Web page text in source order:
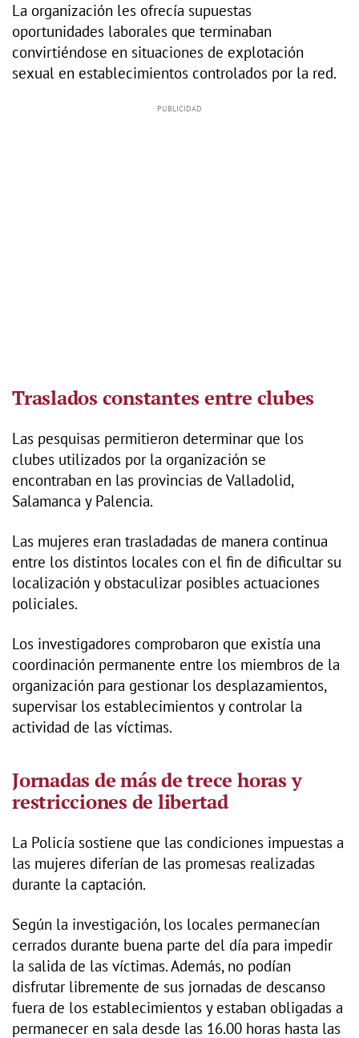
La organización les ofrecía supuestas
oportunidades laborales que terminaban
convirtiéndose en situaciones de explotación
sexual en establecimientos controlados por la red.
Traslados constantes entre clubes
Las pesquisas permitieron determinar que los
clubes utilizados por la organización se
encontraban en las provincias de Valladolid,
Salamanca y Palencia.
Las mujeres eran trasladadas de manera continua
entre los distintos locales con el fin de dificultar su
localización y obstaculizar posibles actuaciones
policiales.
Los investigadores comprobaron que existía una
coordinación permanente entre los miembros de la
organización para gestionar los desplazamientos,
supervisar los establecimientos y controlar la
actividad de las víctimas.
Jornadas de más de trece horas y
restricciones de libertad
La Policía sostiene que las condiciones impuestas a
las mujeres diferían de las promesas realizadas
durante la captación.
Según la investigación, los locales permanecían
cerrados durante buena parte del día para impedir
la salida de las víctimas. Además, no podían
disfrutar libremente de sus jornadas de descanso
fuera de los establecimientos y estaban obligadas a
permanecer en sala desde las 16.00 horas hasta las